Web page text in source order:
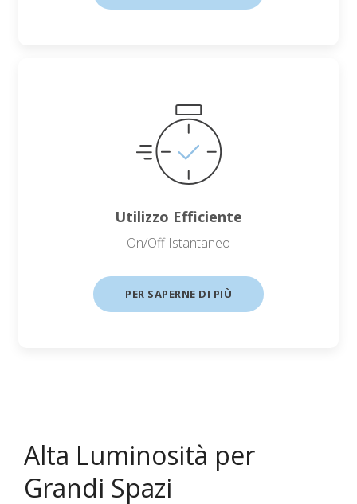
Utilizzo Efficiente
On/Off Istantaneo
PER SAPERNE DI PIÙ
Alta Luminosità per
Grandi Spazi